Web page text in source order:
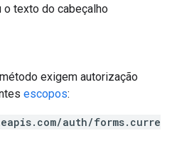
o texto do cabeçalho
exigem autorização
escopos:
auth/forms.curre